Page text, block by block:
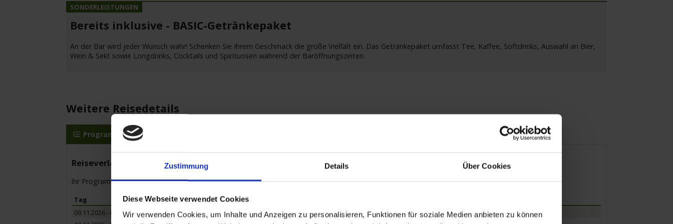
Zustimmung Details Über Cookies
Diese Webseite verwendet Cookies
Wir verwenden Cookies, um Inhalte und Anzeigen zu personalisieren, Funktionen für soziale Medien anbieten zu können
Bereits inklusive - BASIC-Getränkepaket
An der Bar wird jeder Wunsch wahr! Schenken Sie Ihrem Geschmack die große Vielfalt ein. Das Getränkepaket umfasst Tee, Kaffee, Softdrinks, Auswahl an Bier,
Wein & Sekt sowie Longdrinks, Cocktails und Spirituosen während der Baröffnungszeiten.
Weitere Reisedetails
Programm weitere Termine Mobilität
Reiseverlauf
Ihr Programm für die Kreuzfahrt vom 09.11.2026 bis zum 13.11.2026
Tag
09.11.2026 - Montag
Passau / Deutschland
16.00 Uhr